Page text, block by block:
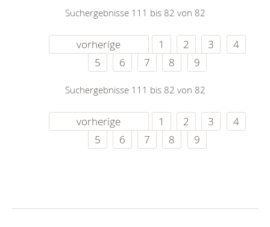
Suchergebnisse 111 bis 82 von 82
vorherige 1 2 3
4
5
6 7 8 9
Suchergebnisse 111 bis 82 von 82
vorherige 1 2 3
4
5
6 7 8 9